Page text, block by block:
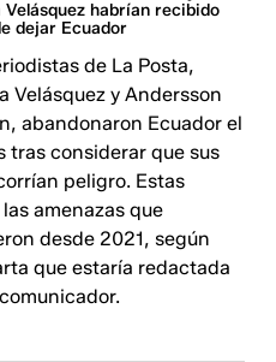
Velásquez habrían recibido
dejar Ecuador
de La Posta,
Velásquez y Andersson
abandonaron Ecuador el
tras considerar que sus
peligro. Estas
amenazas que
desde 2021, según
que estaría redactada